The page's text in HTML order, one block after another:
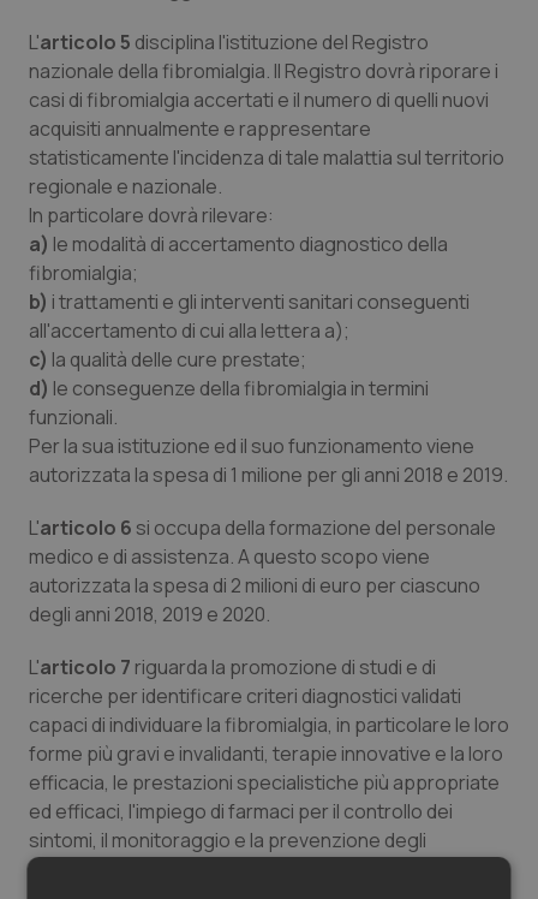
Quotidiano Cardiologia
Quotidiano Chirurgia
Quotidiano Oncologia
Quotidiano Pediatria
Rene & patologie urogenitali
Salute orale & impianti
Sangue & coagulazione
Tiroide
Tumore al seno
Tumori del Polmone & Testa Collo
Tumori gastrointestinali
Ulcera & Reflusso
L'articolo 5 disciplina l'istituzione del Registro
nazionale della fibromialgia. Il Registro dovrà riporare i
casi di fibromialgia accertati e il numero di quelli nuovi
acquisiti annualmente e rappresentare
statisticamente l'incidenza di tale malattia sul territorio
regionale e nazionale.
In particolare dovrà rilevare:
a) le modalità di accertamento diagnostico della
fibromialgia;
b) i trattamenti e gli interventi sanitari conseguenti
all'accertamento di cui alla lettera a);
c) la qualità delle cure prestate;
d) le conseguenze della fibromialgia in termini
funzionali.
Per la sua istituzione ed il suo funzionamento viene
autorizzata la spesa di 1 milione per gli anni 2018 e 2019.
L'articolo 6 si occupa della formazione del personale
medico e di assistenza. A questo scopo viene
autorizzata la spesa di 2 milioni di euro per ciascuno
degli anni 2018, 2019 e 2020.
L'articolo 7 riguarda la promozione di studi e di
ricerche per identificare criteri diagnostici validati
capaci di individuare la fibromialgia, in particolare le loro
forme più gravi e invalidanti, terapie innovative e la loro
efficacia, le prestazioni specialistiche più appropriate
ed efficaci, l'impiego di farmaci per il controllo dei
sintomi, il monitoraggio e la prevenzione degli
eventuali aggravamenti.